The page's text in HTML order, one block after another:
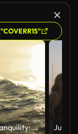
"COVERR15"
Sailing Tranquility: Eine Hand streichelt bei Sonnenuntergang von einem Boot aus die Oberfläche des Meerwassers